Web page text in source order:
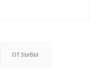
ОТЗЫВЫ